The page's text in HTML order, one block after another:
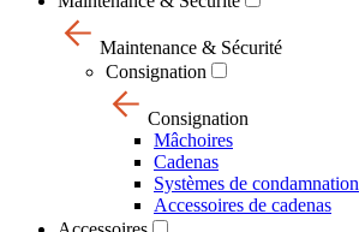
Maintenance & Sécurité
Consignation
Consignation
Mâchoires
Cadenas
Systèmes de condamnation
Accessoires de cadenas